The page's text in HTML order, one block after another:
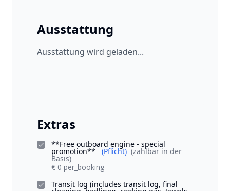
Ausstattung
Ausstattung wird geladen...
Extras
**Free outboard engine - special
promotion** (Pflicht) (zahlbar in der
Basis)
€ 0 per_booking
Transit log (includes transit log, final